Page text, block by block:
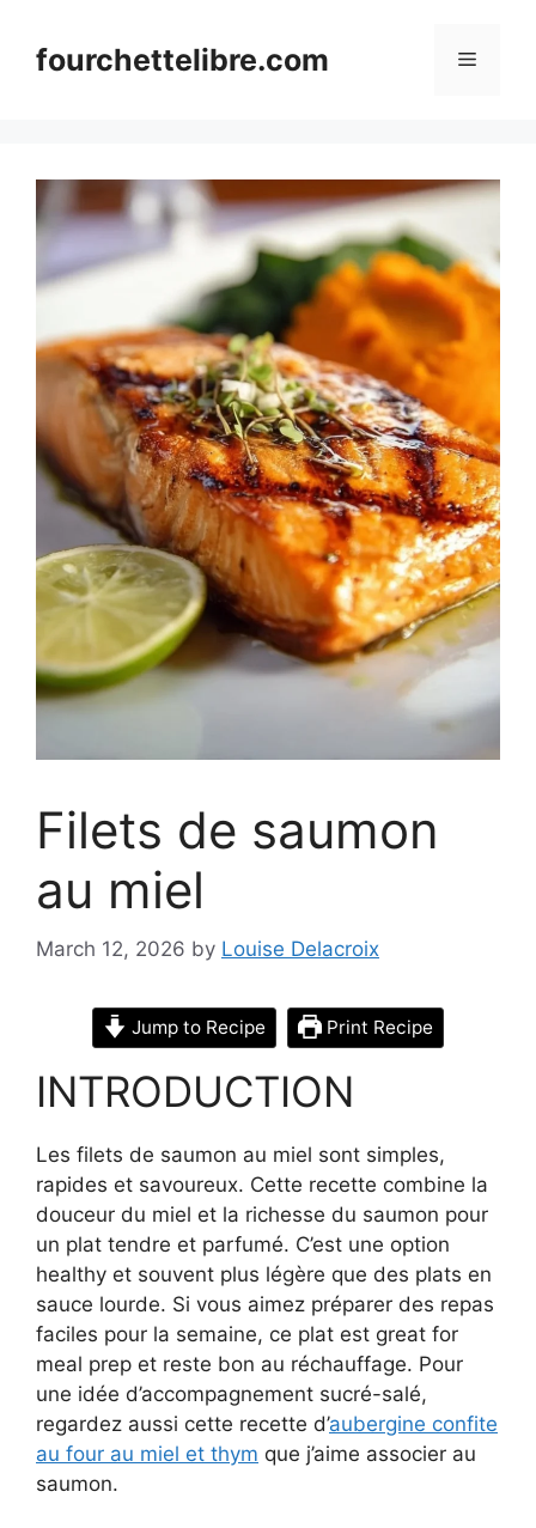
contentfourchettelibre.com Menu
Filets de saumon
au miel
March 12, 2026 by Louise Delacroix
Jump to Recipe Print Recipe
INTRODUCTION
Les filets de saumon au miel sont simples,
rapides et savoureux. Cette recette combine la
douceur du miel et la richesse du saumon pour
un plat tendre et parfumé. C’est une option
healthy et souvent plus légère que des plats en
sauce lourde. Si vous aimez préparer des repas
faciles pour la semaine, ce plat est great for
meal prep et reste bon au réchauffage. Pour
une idée d’accompagnement sucré-salé,
regardez aussi cette recette d’aubergine confite
au four au miel et thym que j’aime associer au
saumon.